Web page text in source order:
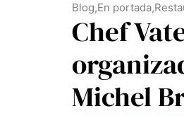
Blog,En portada,
Chef
Michel